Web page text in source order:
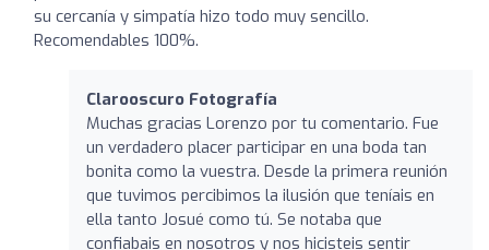
su cercanía y simpatía hizo todo muy sencillo.
Recomendables 100%.
Clarooscuro Fotografía
Muchas gracias Lorenzo por tu comentario. Fue
un verdadero placer participar en una boda tan
bonita como la vuestra. Desde la primera reunión
que tuvimos percibimos la ilusión que teníais en
ella tanto Josué como tú. Se notaba que
confiabais en nosotros y nos hicisteis sentir